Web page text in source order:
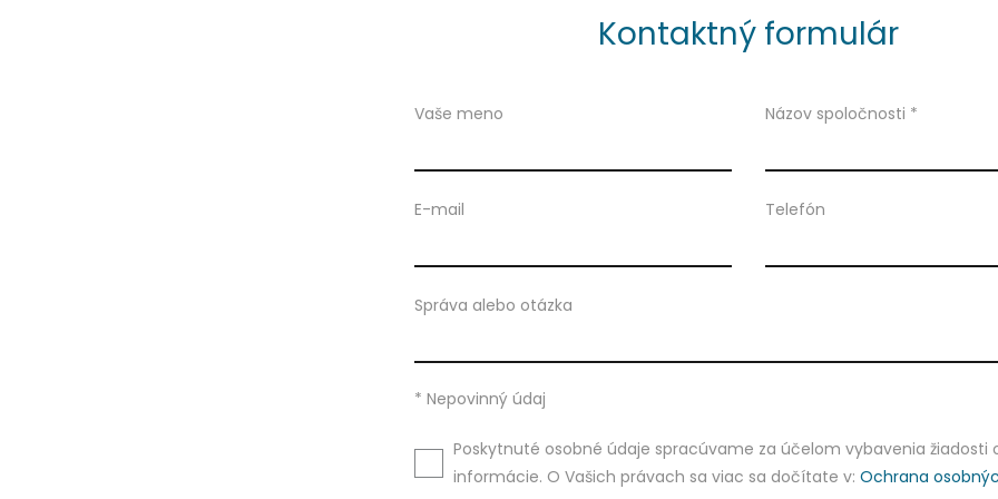
Kontaktný formulár
Vaše meno Názov spoločnosti *
E-mail Telefón
Správa alebo otázka
* Nepovinný údaj
Poskytnuté osobné údaje spracúvame za účelom vybavenia žiadosti
informácie. O Vašich právach sa viac sa dočítate v: Ochrana